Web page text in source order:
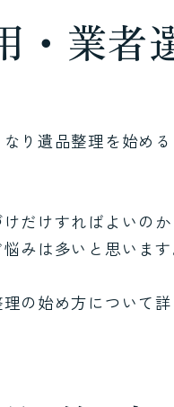
・業者
り遺品整理を始め
けだけすればよいの
みは多いと思います
の始め方について詳